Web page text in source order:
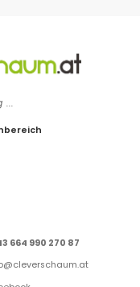
...
664 990 270 87